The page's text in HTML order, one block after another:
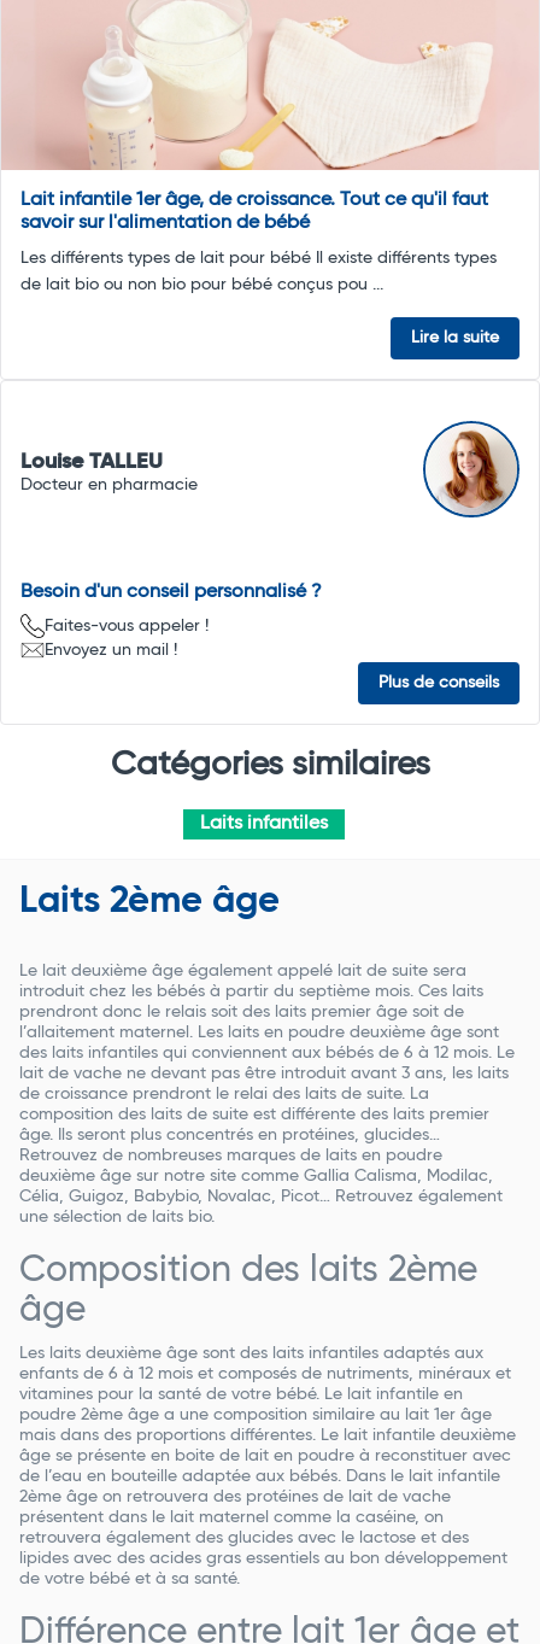
Lait infantile 1er âge, de croissance. Tout ce qu'il faut
savoir sur l'alimentation de bébé
Les différents types de lait pour bébé Il existe différents types
de lait bio ou non bio pour bébé conçus pou ...
Lire la suite
Louise TALLEU
Docteur en pharmacie
Besoin d'un conseil personnalisé ?
Faites-vous appeler !
Envoyez un mail !
Plus de conseils
Catégories similaires
Laits infantiles
Laits 2ème âge
Le lait deuxième âge également appelé lait de suite sera
introduit chez les bébés à partir du septième mois. Ces laits
prendront donc le relais soit des laits premier âge soit de
l’allaitement maternel. Les laits en poudre deuxième âge sont
des laits infantiles qui conviennent aux bébés de 6 à 12 mois. Le
lait de vache ne devant pas être introduit avant 3 ans, les laits
de croissance prendront le relai des laits de suite. La
composition des laits de suite est différente des laits premier
âge. Ils seront plus concentrés en protéines, glucides…
Retrouvez de nombreuses marques de laits en poudre
deuxième âge sur notre site comme Gallia Calisma, Modilac,
Célia, Guigoz, Babybio, Novalac, Picot… Retrouvez également
une sélection de laits bio.
Composition des laits 2ème
âge
Les laits deuxième âge sont des laits infantiles adaptés aux
enfants de 6 à 12 mois et composés de nutriments, minéraux et
vitamines pour la santé de votre bébé. Le lait infantile en
poudre 2ème âge a une composition similaire au lait 1er âge
mais dans des proportions différentes. Le lait infantile deuxième
âge se présente en boite de lait en poudre à reconstituer avec
de l’eau en bouteille adaptée aux bébés. Dans le lait infantile
2ème âge on retrouvera des protéines de lait de vache
présentent dans le lait maternel comme la caséine, on
retrouvera également des glucides avec le lactose et des
lipides avec des acides gras essentiels au bon développement
de votre bébé et à sa santé.
Différence entre lait 1er âge et